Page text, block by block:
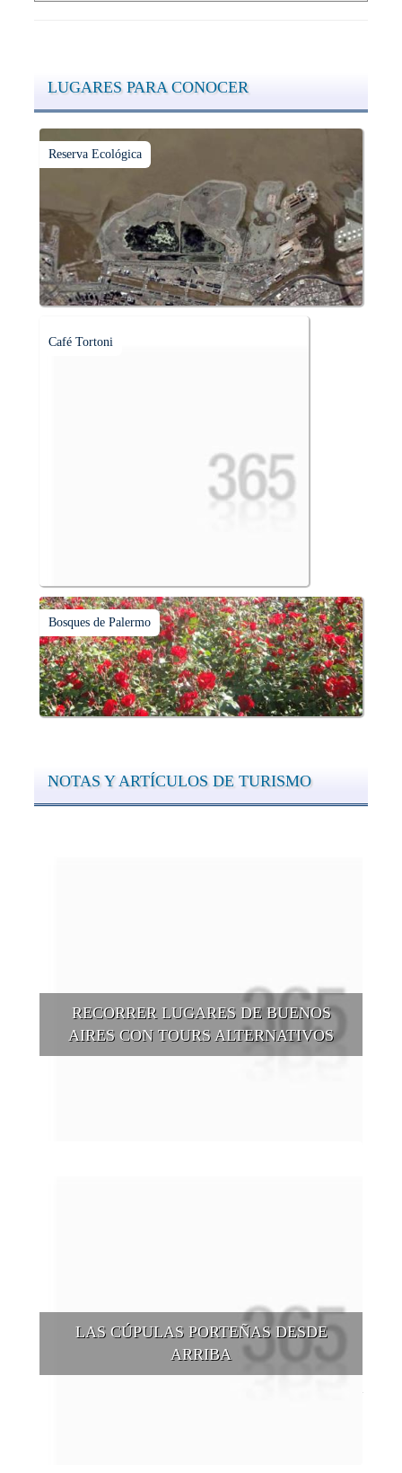
LUGARES PARA CONOCER
Reserva Ecológica
Café Tortoni
Bosques de Palermo
NOTAS Y ARTÍCULOS DE TURISMO
RECORRER LUGARES DE BUENOS
AIRES CON TOURS ALTERNATIVOS
LAS CÚPULAS PORTEÑAS DESDE
ARRIBA